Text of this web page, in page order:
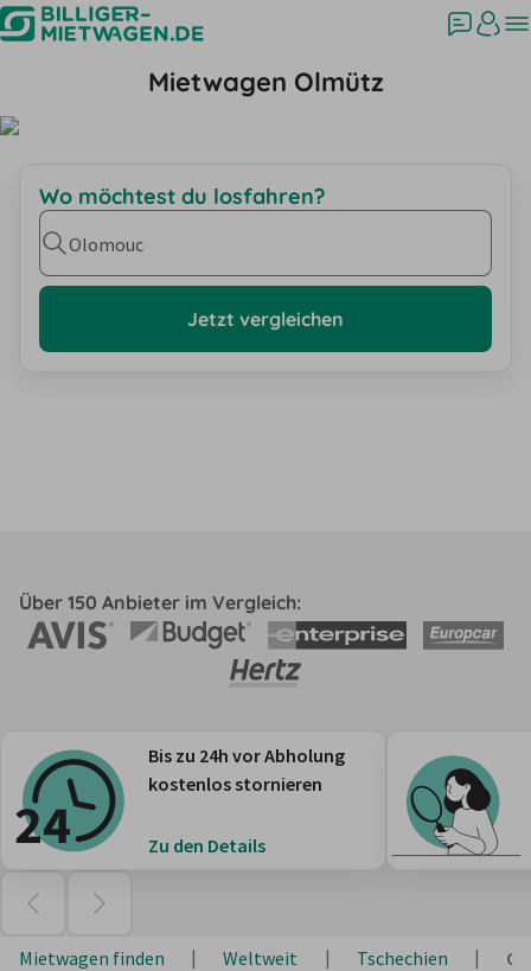
Mietwagen Olmütz
Wo möchtest du losfahren?
Olomouc
Jetzt vergleichen
Über 150 Anbieter im Vergleich:
Bis zu 24h vor Abholung
kostenlos stornieren
Zu den Details
Mietwagen finden Weltweit Tschechien